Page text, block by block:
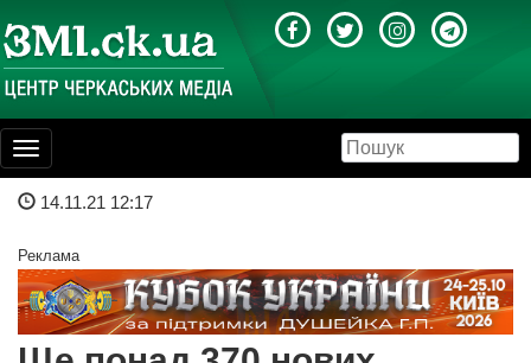
Toggle
navigation
14.11.21 12:17
Реклама